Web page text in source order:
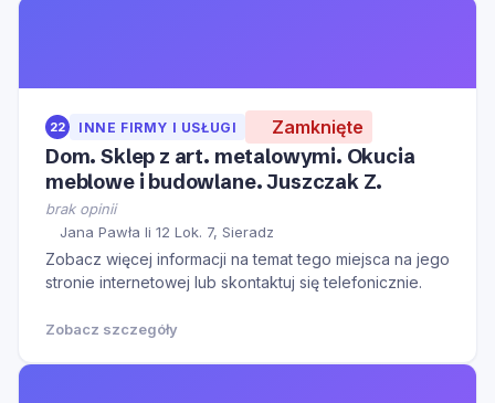
22 INNE FIRMY I USŁUGI Zamknięte
Dom. Sklep z art. metalowymi. Okucia
meblowe i budowlane. Juszczak Z.
brak opinii
Jana Pawła Ii 12 Lok. 7, Sieradz
Zobacz więcej informacji na temat tego miejsca na jego
stronie internetowej lub skontaktuj się telefonicznie.
Zobacz szczegóły